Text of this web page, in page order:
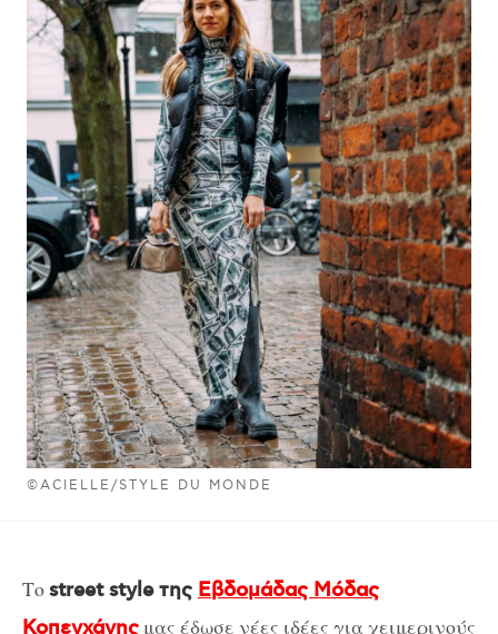
©ACIELLE/STYLE DU MONDE
Τοstreet style της Εβδομάδας Μόδας
Κοπεγχάγης μας έδωσε νέες ιδέες για χειμερινούς